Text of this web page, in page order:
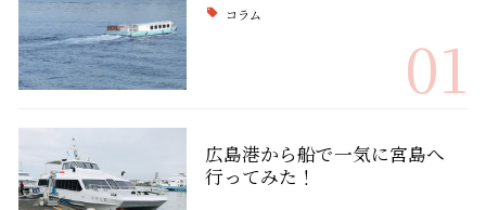
コラム
01
広島港から船で一気に宮島へ
行ってみた！